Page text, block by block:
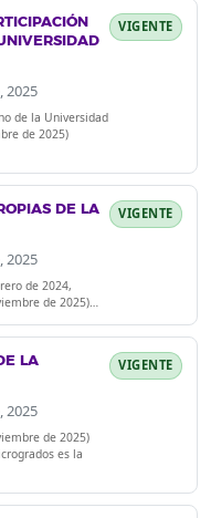
2025
de la Universidad
de 2025)
VIGENTE
DE LA
2025
de 2024,
de 2025)…
VIGENTE
LA
2025
de 2025)
es la
VIGENTE